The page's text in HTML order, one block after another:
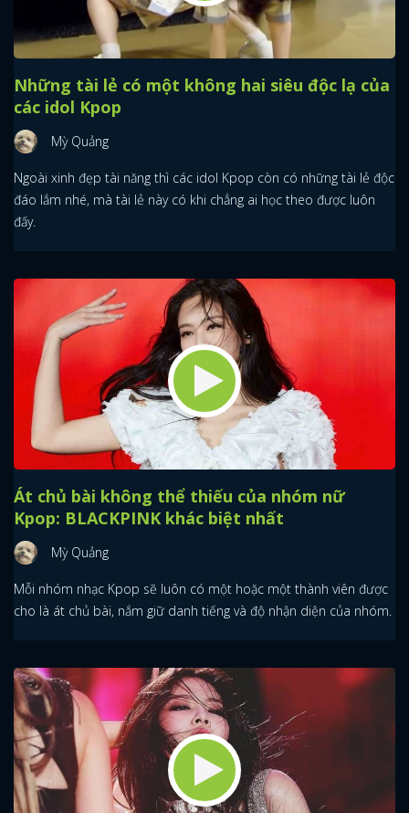
Những tài lẻ có một không hai siêu độc lạ của
các idol Kpop
Mỳ Quảng
Ngoài xinh đẹp tài năng thì các idol Kpop còn có những tài lẻ độc
đáo lắm nhé, mà tài lẻ này có khi chẳng ai học theo được luôn
đấy.
Át chủ bài không thể thiếu của nhóm nữ
Kpop: BLACKPINK khác biệt nhất
Mỳ Quảng
Mỗi nhóm nhạc Kpop sẽ luôn có một hoặc một thành viên được
cho là át chủ bài, nắm giữ danh tiếng và độ nhận diện của nhóm.